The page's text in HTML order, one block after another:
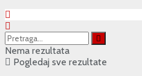
Nema rezultata
Pogledaj sve rezultate